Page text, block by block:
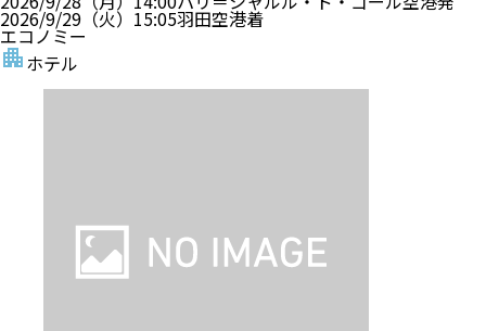
2026/9/29（火） 15:05羽田空港着
エコノミー
ホテル